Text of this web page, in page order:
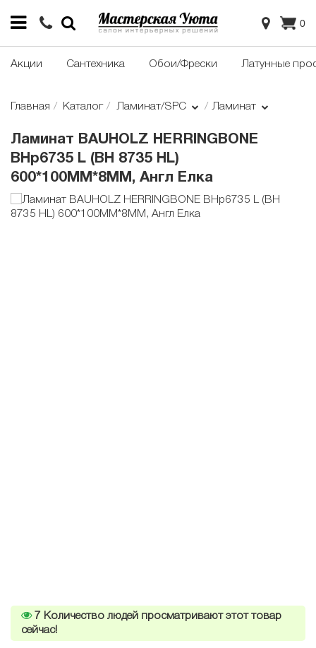
0
Акции Сантехника Обои/Фрески Латунные
Главная Каталог Ламинат/SPC Ламинат
Ламинат BAUHOLZ HERRINGBONE
BHp6735 L (BH 8735 HL)
600*100MM*8ММ, Англ Елка
7 Количество людей просматривают этот товар
сейчас!